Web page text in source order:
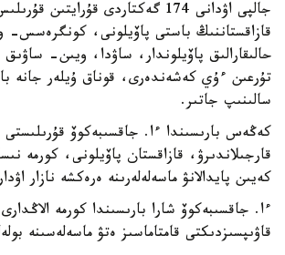
جالپى اۋدانى 174 گەكتاردى قۇرايتىن
قازاقستاننىڭ باستى پاۆيلونى، كونگرەسس-
حالىقارالىق پاۆيلوندار، ساۋدا، ويىن- ساۋىق
تۇرعىن ءۇي كەشەندەرى، قوناق ۇيلەر جانە
سالىنىپ جاتىر.
كەڭەس بارىسىندا ءا. جاقسىبەكوۆ قۇرىلىستى
قارجىلاندىرۋ، قازاقستان پاۆيلونى، كورمە
كەيىن پايدالانۋ ماسەلەلەرىنە ەرەكشە نازار
ءا. جاقسىبەكوۆ شارا بارىسىندا كورمە
قاۋىپسىزدىكتى قامتاماسىز ەتۋ ماسەلەسىنە